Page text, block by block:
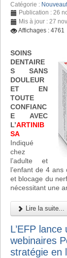
Catégorie :
Publication : 26
Mis à jour : 27
Affichages : 4761
SOINS
DENTAIRE
S SANS
DOULEUR
ET EN
TOUTE
CONFIANC
E AVEC
L’ARTINIB
SA
Indiqué
chez
l’adulte et
l’enfant de 4
et blocage du
nécessitant une
Lire la suite...
L’EFP
webinaires
stratégie en